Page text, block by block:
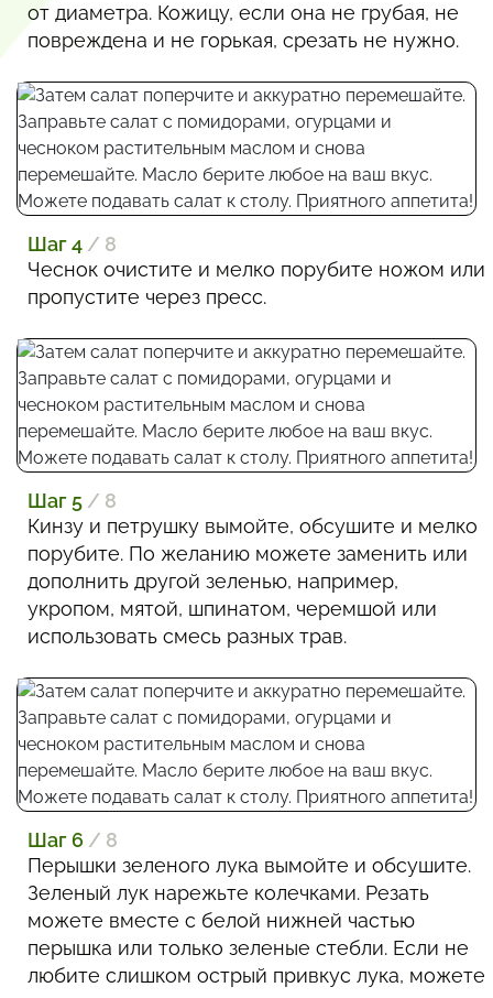
от диаметра. Кожицу, если она не грубая, не
повреждена и не горькая, срезать не нужно.
Шаг 4 / 8
Чеснок очистите и мелко порубите ножом или
пропустите через пресс.
Шаг 5 / 8
Кинзу и петрушку вымойте, обсушите и мелко
порубите. По желанию можете заменить или
дополнить другой зеленью, например,
укропом, мятой, шпинатом, черемшой или
использовать смесь разных трав.
Шаг 6 / 8
Перышки зеленого лука вымойте и обсушите.
Зеленый лук нарежьте колечками. Резать
можете вместе с белой нижней частью
перышка или только зеленые стебли. Если не
любите слишком острый привкус лука, можете